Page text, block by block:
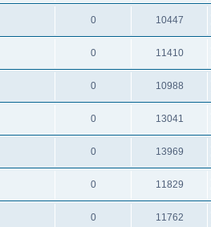
0 10447
0 11410
0 10988
0 13041
0 13969
0 11829
0 11762